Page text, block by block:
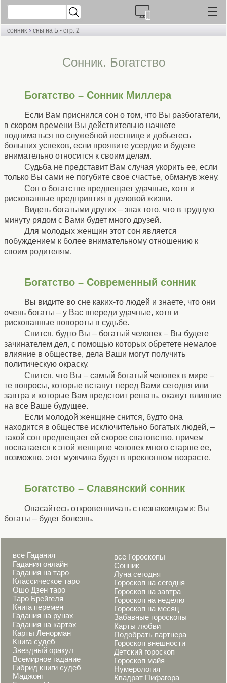
сонник › сны на Б - стр. 2
Сонник. Богатство
Богатство – Сонник Миллера
Если Вам приснился сон о том, что Вы разбогатели,
в скором времени Вы действительно начнете
подниматься по служебной лестнице и добьетесь
больших успехов, если проявите усердие и будете
внимательно относится к своим делам.
Судьба не представит Вам случая укорить ее, если
только Вы сами не погубите свое счастье, обманув жену.
Сон о богатстве предвещает удачные, хотя и
рискованные предприятия в деловой жизни.
Видеть богатыми других – знак того, что в трудную
минуту рядом с Вами будет много друзей.
Для молодых женщин этот сон является
побуждением к более внимательному отношению к
своим родителям.
Богатство – Современный сонник
Вы видите во сне каких-то людей и знаете, что они
очень богаты – у Вас впереди удачные, хотя и
рискованные повороты в судьбе.
Снится, будто Вы – богатый человек – Вы будете
зачинателем дел, с помощью которых обретете немалое
влияние в обществе, дела Ваши могут получить
политическую окраску.
Снится, что Вы – самый богатый человек в мире –
те вопросы, которые встанут перед Вами сегодня или
завтра и которые Вам предстоит решать, окажут влияние
на все Ваше будущее.
Если молодой женщине снится, будто она
находится в обществе исключительно богатых людей, –
такой сон предвещает ей скорое сватовство, причем
посватается к этой женщине человек много старше ее,
возможно, этот мужчина будет в преклонном возрасте.
Богатство – Славянский сонник
Опасайтесь откровенничать с незнакомцами; Вы
богаты – будет болезнь.
все Гадания
Гадания онлайн
Гадания на таро
Классическое таро
Ошо Дзен таро
Таро Брейгеля
Книга перемен
Гадания на рунах
Гадания на картах
Карты Ленорман
Книга судеб
Звездный оракул
Всемирное гадание
Гибрид книги судеб
Маджонг
все Гороскопы
Сонник
Луна сегодня
Гороскоп на сегодня
Гороскоп на завтра
Гороскоп на неделю
Гороскоп на месяц
Забавные гороскопы
Карты любви
Подобрать партнера
Гороскоп внешности
Детский гороскоп
Гороскоп майя
Нумерология
Квадрат Пифагора